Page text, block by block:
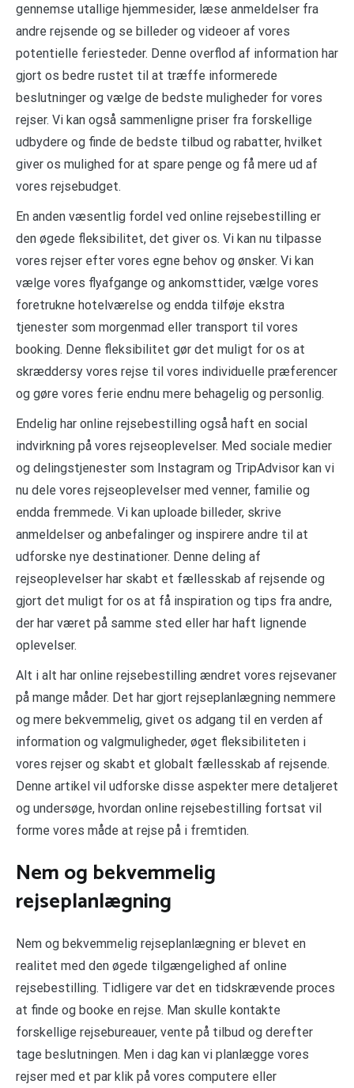
gennemse utallige hjemmesider, læse anmeldelser fra
andre rejsende og se billeder og videoer af vores
potentielle feriesteder. Denne overflod af information har
gjort os bedre rustet til at træffe informerede
beslutninger og vælge de bedste muligheder for vores
rejser. Vi kan også sammenligne priser fra forskellige
udbydere og finde de bedste tilbud og rabatter, hvilket
giver os mulighed for at spare penge og få mere ud af
vores rejsebudget.
En anden væsentlig fordel ved online rejsebestilling er
den øgede fleksibilitet, det giver os. Vi kan nu tilpasse
vores rejser efter vores egne behov og ønsker. Vi kan
vælge vores flyafgange og ankomsttider, vælge vores
foretrukne hotelværelse og endda tilføje ekstra
tjenester som morgenmad eller transport til vores
booking. Denne fleksibilitet gør det muligt for os at
skræddersy vores rejse til vores individuelle præferencer
og gøre vores ferie endnu mere behagelig og personlig.
Endelig har online rejsebestilling også haft en social
indvirkning på vores rejseoplevelser. Med sociale medier
og delingstjenester som Instagram og TripAdvisor kan vi
nu dele vores rejseoplevelser med venner, familie og
endda fremmede. Vi kan uploade billeder, skrive
anmeldelser og anbefalinger og inspirere andre til at
udforske nye destinationer. Denne deling af
rejseoplevelser har skabt et fællesskab af rejsende og
gjort det muligt for os at få inspiration og tips fra andre,
der har været på samme sted eller har haft lignende
oplevelser.
Alt i alt har online rejsebestilling ændret vores rejsevaner
på mange måder. Det har gjort rejseplanlægning nemmere
og mere bekvemmelig, givet os adgang til en verden af
information og valgmuligheder, øget fleksibiliteten i
vores rejser og skabt et globalt fællesskab af rejsende.
Denne artikel vil udforske disse aspekter mere detaljeret
og undersøge, hvordan online rejsebestilling fortsat vil
forme vores måde at rejse på i fremtiden.
Nem og bekvemmelig
rejseplanlægning
Nem og bekvemmelig rejseplanlægning er blevet en
realitet med den øgede tilgængelighed af online
rejsebestilling. Tidligere var det en tidskrævende proces
at finde og booke en rejse. Man skulle kontakte
forskellige rejsebureauer, vente på tilbud og derefter
tage beslutningen. Men i dag kan vi planlægge vores
rejser med et par klik på vores computere eller